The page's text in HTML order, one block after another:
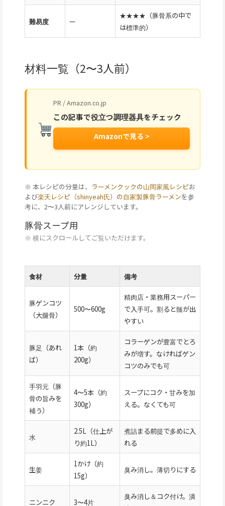
難易度 —
★★★★（豚骨系の中で
は標準的）
材料一覧（2〜3人前）
PR / Amazon.co.jp
この記事で役立つ調理器具をチェック
Amazonで見る >
※ 本レシピの分量は、 ラーメンクックの山岡家風レシピお
よび楽天レシピ（shinyeah氏）の自家製豚骨ラーメンを参
考に、2〜3人前にアレンジしています。
豚骨スープ用
※ 横にスクロールしてご覧いただけます。
食材 分量 備考
豚ゲンコツ
（大腿骨）
500〜600g
精肉店・業務用スーパー
で入手可。割ると髄が出
やすい
豚足（あれ
ば）
1本（約
200g）
コラーゲンが豊富でとろ
みが増す。なければゲン
コツのみでも可
手羽元（豚
骨の旨みを
補う）
4〜5本（約
300g）
スープにコク・甘みを加
える。なくても可
水
2.5L（仕上が
り約1L）
煮詰まる前提で多めに入
れる
生姜
1かけ（約
15g）
臭み消し。薄切りにする
ニンニク 3〜4片
臭み消し＆コク付け。潰